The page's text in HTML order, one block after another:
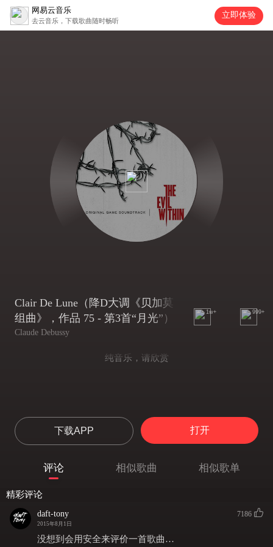
网易云音乐
去云音乐，下载歌曲随时畅听
立即体验
Clair De Lune（降D大调《贝加莫
组曲》，作品 75 - 第3首“月光”）
Claude Debussy
1w+ 999+
纯音乐，请欣赏
下载APP 打开
评论 相似歌曲 相似歌单
精彩评论
daft-tony
2015年8月1日
7186
没想到会用安全来评价一首歌曲…